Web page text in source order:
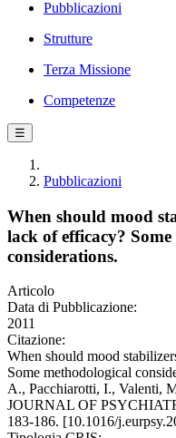
Pubblicazioni
Strutture
Terza Missione
Competenze
☰
Pubblicazioni
When should mood
lack of efficacy?
considerations.
Articolo
Data di Pubblicazione:
2011
Citazione:
When should mood
Some methodological
A., Pacchiarotti, I., Valenti,
JOURNAL OF
183-186. [10.1016/